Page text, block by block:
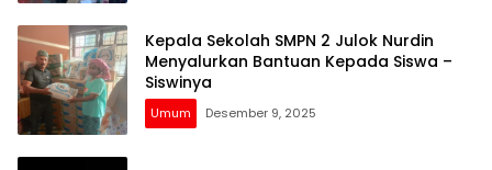
Kepala Sekolah SMPN 2 Julok Nurdin
Menyalurkan Bantuan Kepada Siswa –
Siswinya
Umum Desember 9, 2025